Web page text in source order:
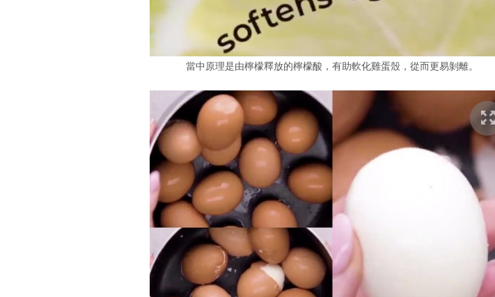
當中原理是由檸檬釋放的檸檬酸，有助軟化雞蛋殼，從而更易剝離。